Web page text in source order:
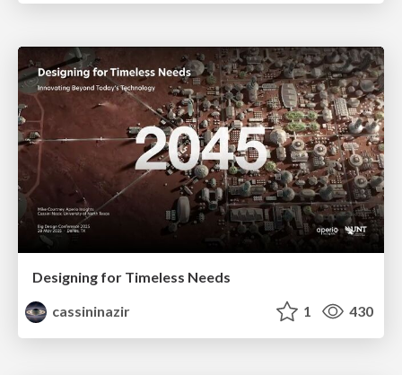
Designing for Timeless Needs
cassininazir
1 430